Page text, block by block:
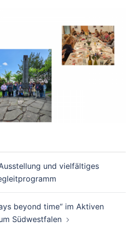
und vielfältiges
beyond time“ im Aktiven
Südwestfalen